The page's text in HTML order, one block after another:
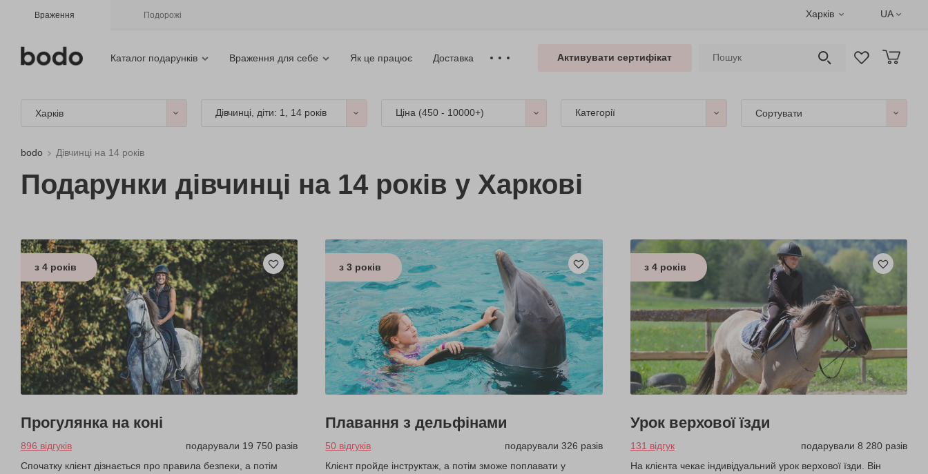
Враження Подорожі Харків UA
Каталог подарунків Враження для себе Як це працює Доставка Активувати сертифікат
Харків Дівчинці, діти: 1, 14 років Ціна (450 - 10000+) Категорії Сортувати
bodo Дівчинці на 14 років
Подарунки дівчинці на 14 років у Харкові
з 4 років
Прогулянка на коні
896 відгуків
подарували 19 750 разів
Спочатку клієнт дізнається про правила безпеки, а потім
з 3 років
Плавання з дельфінами
50 відгуків
подарували 326 разів
Клієнт пройде інструктаж, а потім зможе поплавати у
з 4 років
Урок верхової їзди
131 відгук
подарували 8 280 разів
На клієнта чекає індивідуальний урок верхової їзди. Він